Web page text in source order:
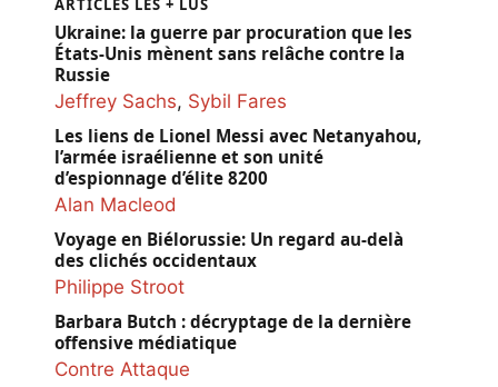
ARTICLES LES + LUS
Ukraine: la guerre par procuration que les
États-Unis mènent sans relâche contre la
Russie
Jeffrey Sachs, Sybil Fares
Les liens de Lionel Messi avec Netanyahou,
l’armée israélienne et son unité
d’espionnage d’élite 8200
Alan Macleod
Voyage en Biélorussie: Un regard au-delà
des clichés occidentaux
Philippe Stroot
Barbara Butch : décryptage de la dernière
offensive médiatique
Contre Attaque